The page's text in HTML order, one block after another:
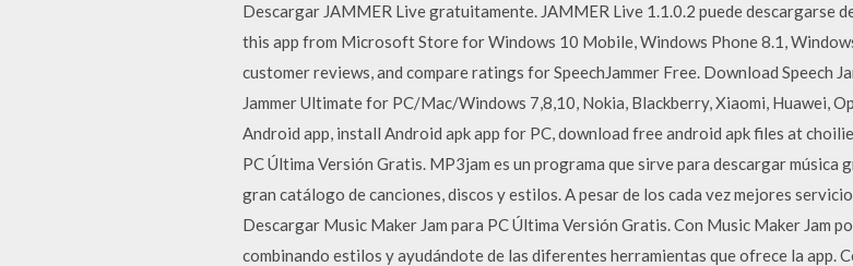
Descargar JAMMER Live gratuitamente. JAMMER Live 1.1.0.2 puede descargarse
this app from Microsoft Store for Windows 10 Mobile, Windows Phone 8.1,
customer reviews, and compare ratings for SpeechJammer Free. Download Speech
Jammer Ultimate for PC/Mac/Windows 7,8,10, Nokia, Blackberry, Xiaomi, Huawei,
Android app, install Android apk app for PC, download free android apk files at
PC Última Versión Gratis. MP3jam es un programa que sirve para descargar
gran catálogo de canciones, discos y estilos. A pesar de los cada vez mejores
Descargar Music Maker Jam para PC Última Versión Gratis. Con Music Maker Jam
combinando estilos y ayudándote de las diferentes herramientas que ofrece la app.